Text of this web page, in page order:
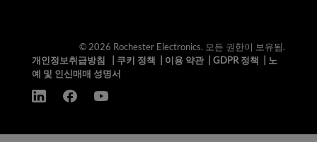
© 2026 Rochester Electronics. 모든 권한이 보유됨.
개인정보취급방침
쿠키 정책 이용 약관| GDPR 정책
노
예 및 인신매매 성명서